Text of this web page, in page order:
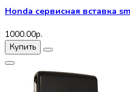
Honda сервисная вставка
1000.00р.
Купить